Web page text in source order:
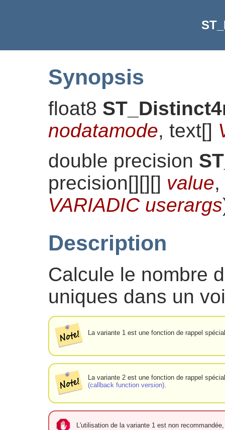
Synopsis
float8
nodatamode, text[]
double precision
precision[][][] value
VARIADIC userargs
Description
Calcule le nombre
uniques dans un
La variante 1 est une fonction de rappel
La variante 2 est une fonction de rappel
(callback function version).
L'utilisation de la variante 1 est non